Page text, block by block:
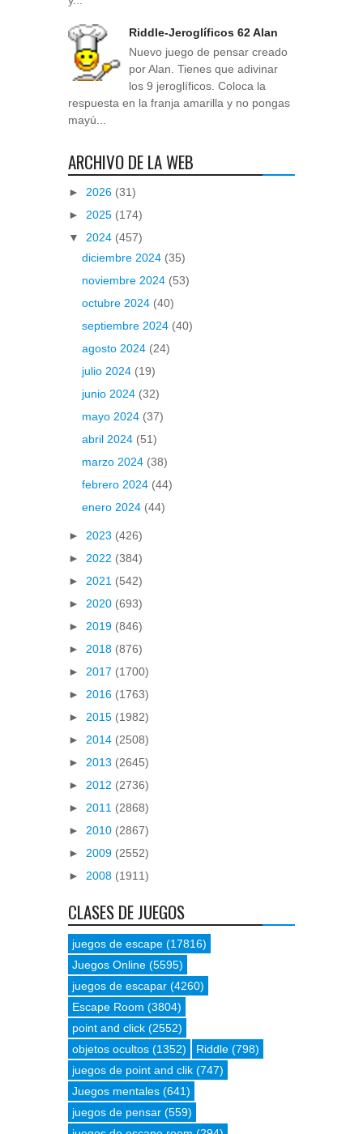
Riddle-Jeroglíficos 62 Alan
Nuevo juego de pensar creado
por Alan. Tienes que adivinar
los 9 jeroglíficos. Coloca la
respuesta en la franja amarilla y no pongas
mayú...
ARCHIVO DE LA WEB
► 2026 (31)
► 2025 (174)
▼ 2024 (457)
diciembre 2024 (35)
noviembre 2024 (53)
octubre 2024 (40)
septiembre 2024 (40)
agosto 2024 (24)
julio 2024 (19)
junio 2024 (32)
mayo 2024 (37)
abril 2024 (51)
marzo 2024 (38)
febrero 2024 (44)
enero 2024 (44)
► 2023 (426)
► 2022 (384)
► 2021 (542)
► 2020 (693)
► 2019 (846)
► 2018 (876)
► 2017 (1700)
► 2016 (1763)
► 2015 (1982)
► 2014 (2508)
► 2013 (2645)
► 2012 (2736)
► 2011 (2868)
► 2010 (2867)
► 2009 (2552)
► 2008 (1911)
CLASES DE JUEGOS
juegos de escape (17816)
Juegos Online (5595)
juegos de escapar (4260)
Escape Room (3804)
point and click (2552)
objetos ocultos (1352) Riddle (798)
juegos de point and clik (747)
Juegos mentales (641)
juegos de pensar (559)